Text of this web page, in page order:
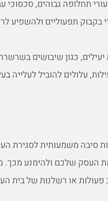
תחלופה גבוהים, סכסוכי
בקבוק תפעוליים ולהשפיע
כגון שיבושים
עלולים להוביל לעלייה
סיבה משמעותית לסגירת
העסק שלכם ולהימנע מכך.
פעולות או רשלנות של בית